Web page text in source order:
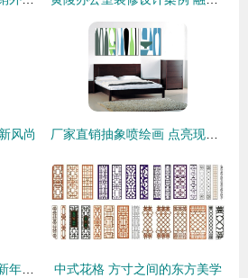
风尚
中式花格 方寸之间的东方美学